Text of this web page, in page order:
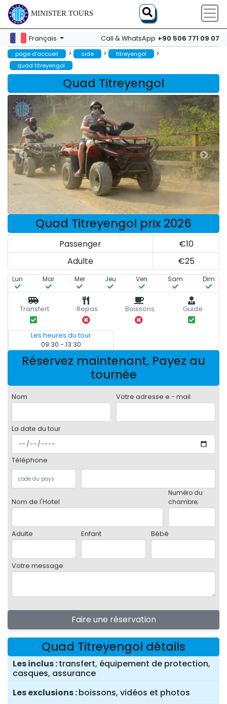
MINISTER TOURS
Français Call & WhatsApp +90 506 771 09 07
page d'accueil > side > titreyengol >
quad titreyengol
Quad Titreyengol
Quad Titreyengol prix 2026
Passenger
€10
Adulte
€25
Lun Mar Mer Jeu Ven Sam Dim
Transfert Repas Boissons Guide
Les heures du tour
09:30 - 13:30
Réservez maintenant, Payez au
tournée
Nom Votre adresse e - mail
La date du tour
Téléphone
Nom de l'Hotel
Numéro du
chambre;
Adulte Enfant Bébé
Votre message
Faire une réservation
Quad Titreyengol détails
Les inclus transfert, équipement de protection,
casques, assurance
Les exclusions boissons, vidéos et photos